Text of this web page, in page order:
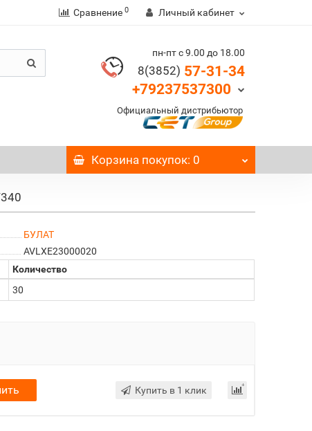
Сравнение 0 Личный кабинет
пн-пт с 9.00 до 18.00
8(3852) 57-31-34
+79237537300
Официальный дистрибьютор
Корзина покупок: 0
БУЛАТ
AVLXE23000020
Количество
30
Купить в 1 клик